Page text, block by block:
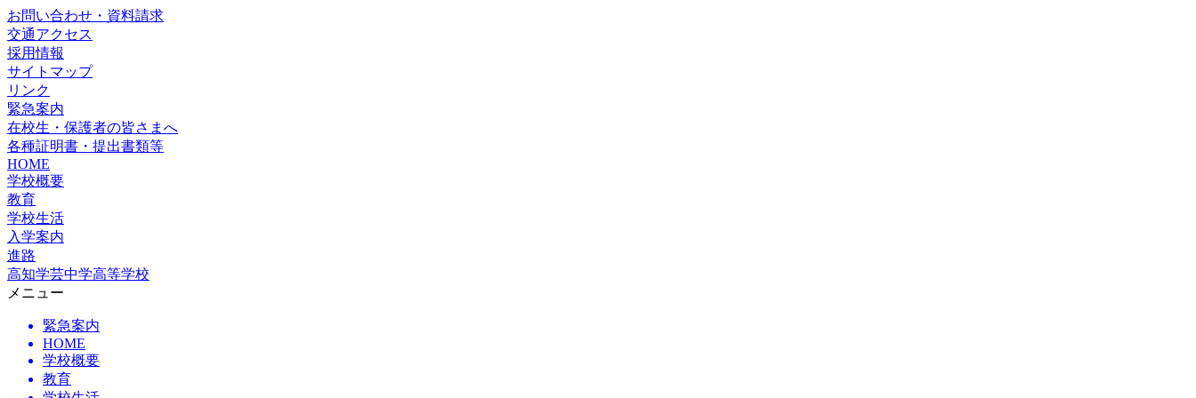
お問い合わせ・資料請求
交通アクセス
採用情報
サイトマップ
リンク
緊急案内
在校生・保護者の皆さまへ
各種証明書・提出書類等
HOME
学校概要
教育
学校生活
入学案内
進路
高知学芸中学高等学校
メニュー
緊急案内
HOME
学校概要
教育